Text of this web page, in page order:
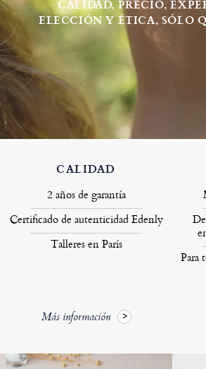
CALIDAD, PRECIO,
ELECCIÓN Y ÉTICA, SÓLO
CALIDAD
2 años de garantía
Certificado de autenticidad Edenly
Talleres en París
Más información
Para